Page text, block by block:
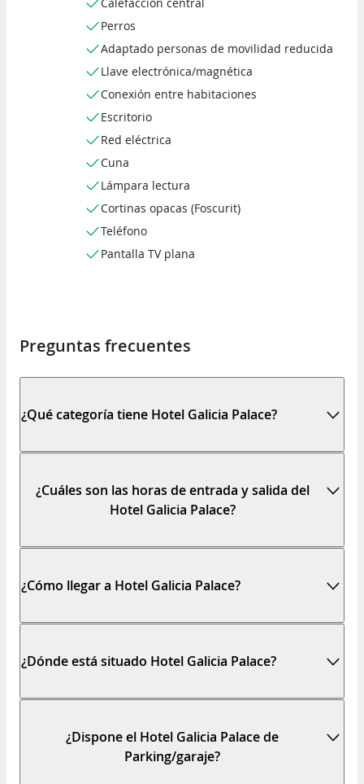
Calefacción central
Perros
Adaptado personas de movilidad reducida
Llave electrónica/magnética
Conexión entre habitaciones
Escritorio
Red eléctrica
Cuna
Lámpara lectura
Cortinas opacas (Foscurit)
Teléfono
Pantalla TV plana
Preguntas frecuentes
¿Qué categoría tiene Hotel Galicia Palace?
¿Cuáles son las horas de entrada y salida del
Hotel Galicia Palace?
¿Cómo llegar a Hotel Galicia Palace?
¿Dónde está situado Hotel Galicia Palace?
¿Dispone el Hotel Galicia Palace de
Parking/garaje?